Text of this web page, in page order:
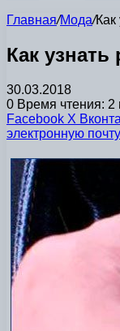
Главная/Мода/Как
Как
30.03.2018
0 Время чтения: 2
Facebook X
электронную почту